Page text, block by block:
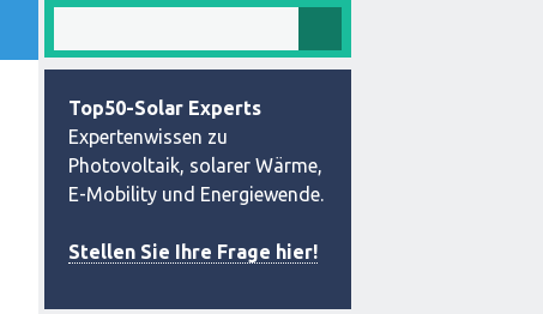
Top50-Solar Experts
Expertenwissen zu
Photovoltaik, solarer Wärme,
E-Mobility und Energiewende.
Stellen Sie Ihre Frage hier!